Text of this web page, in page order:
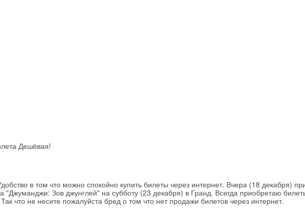
Дешёвая!
в том что можно спокойно купить билеты через интернет. Вчера (18 декабря)
"Джуманджи: Зов джунглей" на субботу (23 декабря) в Гранд. Всегда приобретаю
что не несите пожалуйста бред о том что нет продажи билетов через интернет.